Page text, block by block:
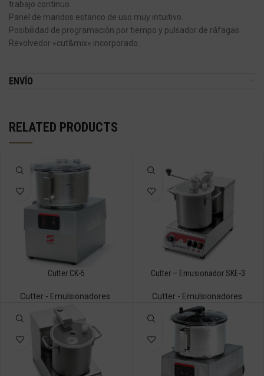
trabajo continuo.
Panel de mandos estanco de uso muy intuitivo.
Posibilidad de programación por tiempo y pulsador de ráfagas.
Revolvedor «cut&mix» incorporado.
ENVÍO
RELATED PRODUCTS
Cutter CK-5
Cutter - Emulsionadores
Cutter – Emusionador SKE-3
Cutter - Emulsionadores